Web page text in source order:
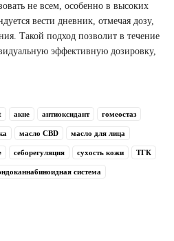
не всем, особенно в высоких
вести дневник, отмечая дозу,
Такой подход позволит в течение
эффективную дозировку,
акне антиоксидант гомеостаз
масло CBD масло для лица
себорегуляция сухость кожи ТГК
система